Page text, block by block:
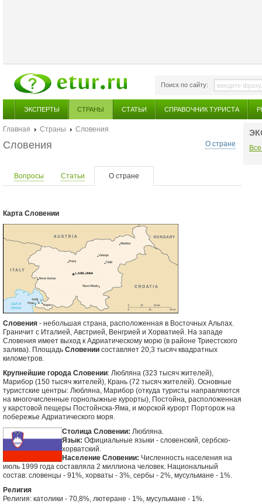
Поиск по сайту:
ЭКСПЕРТЫ СТРАНЫ СТАТЬИ СПРАВОЧНИК ТУРИСТА
Главная Страны
Словения
О стране
Словения
Вопросы Статьи О стране
Карта Словении
Словения - небольшая страна, расположенная в Восточных Альпах.
Граничит с Италией, Австрией, Венгрией и Хорватией. На западе
Словения имеет выход к Адриатическому морю (в районе Триестского
залива). Площадь Словении составляет 20,3 тысяч квадратных
километров.
Крупнейшие города Словении: Любляна (323 тысяч жителей),
Марибор (150 тысяч жителей), Крань (72 тысяч жителей). Основные
туристские центры: Любляна, Марибор (откуда туристы направляются
на многочисленные горнолыжные курорты), Постойна, расположенная
у карстовой пещеры Постойнска-Яма, и морской курорт Порторож на
побережье Адриатического моря.
Столица Словении: Любляна.
Язык: Официальные языки - словенский, сербско-
хорватский.
Население Словении: Численность населения на
июль 1999 года составляла 2 миллиона человек. Национальный
состав: словенцы - 91%, хорваты - 3%, сербы - 2%, мусульмане - 1%.
Религия
Религия: католики - 70,8%, лютеране - 1%, мусульмане - 1%.